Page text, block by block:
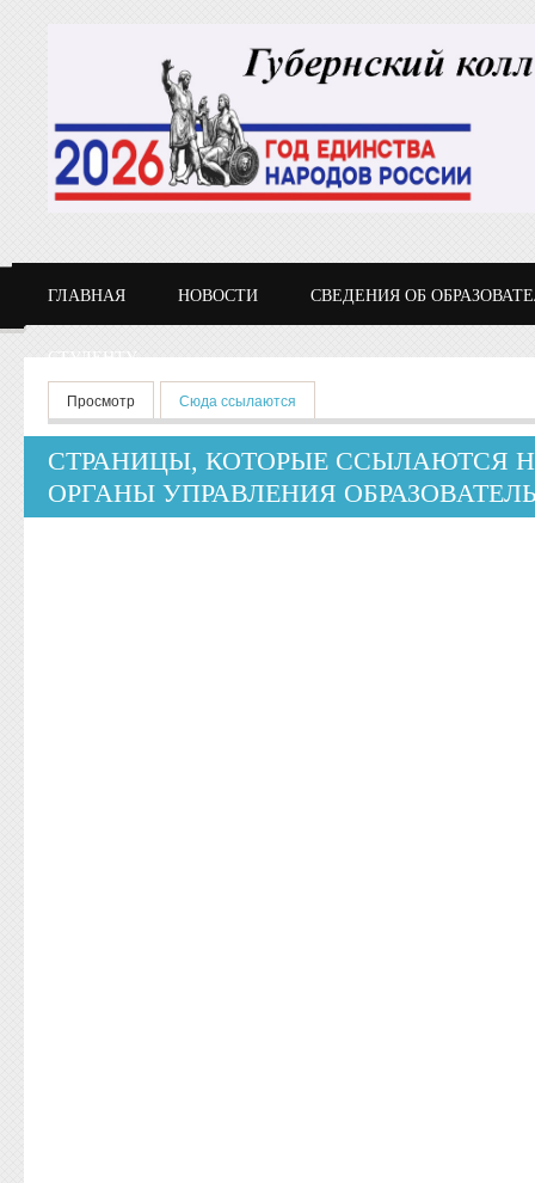
ГЛАВНАЯ НОВОСТИ СВЕДЕНИЯ ОБ
СТУДЕНТУ
Главные вкладки
Просмотр Сюда ссылаются
СТРАНИЦЫ, КОТОРЫЕ ССЫЛАЮТСЯ
ОРГАНЫ УПРАВЛЕНИЯ